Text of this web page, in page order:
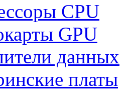
CPU
GPU
данных
платы